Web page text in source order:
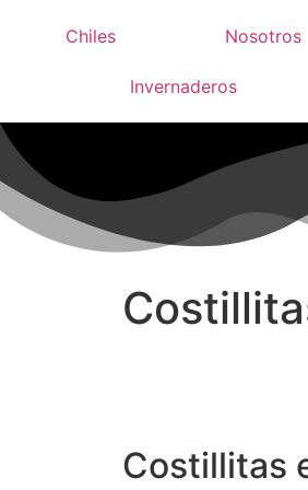
Chiles Nosotros
Invernaderos
Costillitas